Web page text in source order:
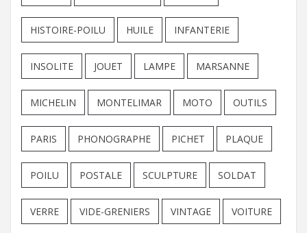
HISTOIRE-POILU HUILE INFANTERIE
INSOLITE JOUET LAMPE MARSANNE
MICHELIN MONTELIMAR MOTO OUTILS
PARIS PHONOGRAPHE PICHET PLAQUE
POILU POSTALE SCULPTURE SOLDAT
VERRE VIDE-GRENIERS VINTAGE VOITURE